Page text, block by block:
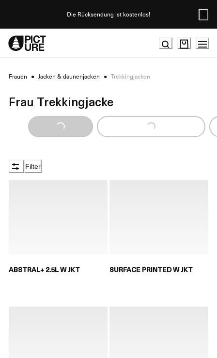
Die Rücksendung ist kostenlos!
Frauen ● Jacken & daunenjacken ● Trekkingjacken
Frau Trekkingjacke
Loading... Loading...
Filter
ABSTRAL+ 2.5L W JKT SURFACE PRINTED W JKT